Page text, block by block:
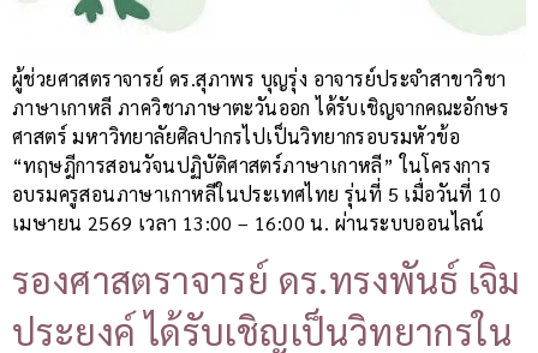
ผู้ช่วยศาสตราจารย์ ดร.สุภาพร บุญรุ่ง อาจารย์ประจำสาขาวิชา
ภาษาเกาหลี ภาควิชาภาษาตะวันออก ได้รับเชิญจากคณะอักษร
ศาสตร์ มหาวิทยาลัยศิลปากรไปเป็นวิทยากรอบรมหัวข้อ
“ทฤษฎีการสอนวัจนปฏิบัติศาสตร์ภาษาเกาหลี” ในโครงการ
อบรมครูสอนภาษาเกาหลีในประเทศไทย รุ่นที่ 5 เมื่อวันที่ 10
เมษายน 2569 เวลา 13:00 – 16:00 น. ผ่านระบบออนไลน์
รองศาสตราจารย์ ดร.ทรงพันธ์ เจิม
ประยงค์ ได้รับเชิญเป็นวิทยากรใน